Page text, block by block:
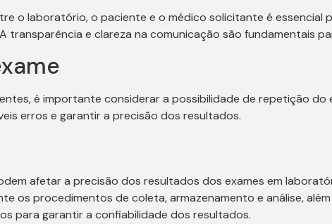
o laboratório, o paciente e o médico solicitante é
transparência e clareza na comunicação são fundamentais
é importante considerar a possibilidade de repetição
erros e garantir a precisão dos resultados.
afetar a precisão dos resultados dos exames em
os procedimentos de coleta, armazenamento e análise,
para garantir a confiabilidade dos resultados.